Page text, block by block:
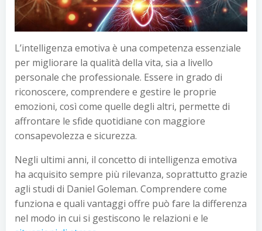
L’intelligenza emotiva è una competenza essenziale
per migliorare la qualità della vita, sia a livello
personale che professionale. Essere in grado di
riconoscere, comprendere e gestire le proprie
emozioni, così come quelle degli altri, permette di
affrontare le sfide quotidiane con maggiore
consapevolezza e sicurezza.
Negli ultimi anni, il concetto di intelligenza emotiva
ha acquisito sempre più rilevanza, soprattutto grazie
agli studi di Daniel Goleman. Comprendere come
funziona e quali vantaggi offre può fare la differenza
nel modo in cui si gestiscono le relazioni e le